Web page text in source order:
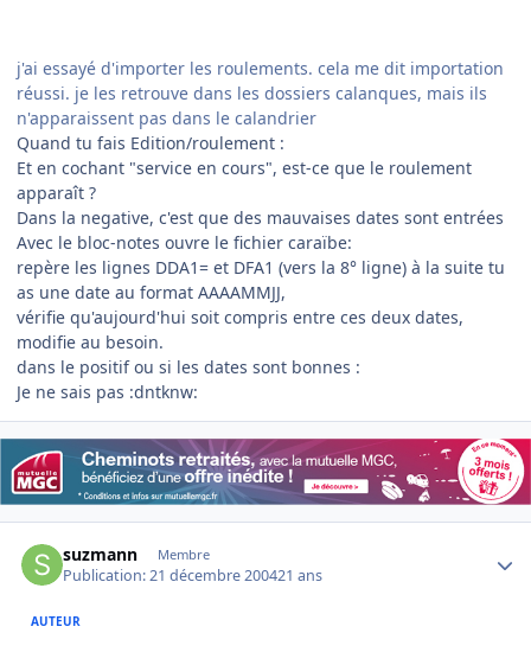
j'ai essayé d'importer les roulements. cela me dit importation
réussi. je les retrouve dans les dossiers calanques, mais ils
n'apparaissent pas dans le calandrier
Quand tu fais Edition/roulement :
Et en cochant "service en cours", est-ce que le roulement
apparaît ?
Dans la negative, c'est que des mauvaises dates sont entrées
Avec le bloc-notes ouvre le fichier caraïbe:
repère les lignes DDA1= et DFA1 (vers la 8° ligne) à la suite tu
as une date au format AAAAMMJJ,
vérifie qu'aujourd'hui soit compris entre ces deux dates,
modifie au besoin.
dans le positif ou si les dates sont bonnes :
Je ne sais pas :dntknw:
suzmann Membre
Publication:21 décembre 200421 ans
AUTEUR